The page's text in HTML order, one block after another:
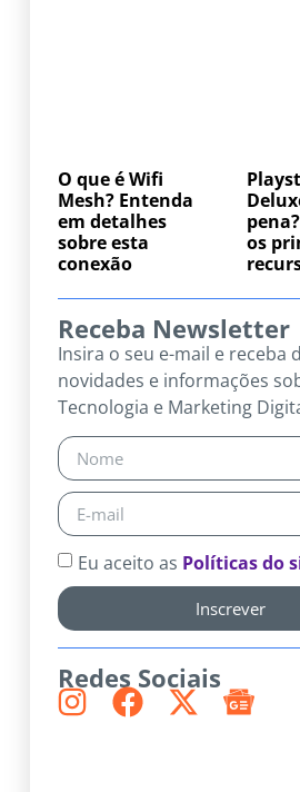
O que é Wifi
Mesh? Entenda
em detalhes
sobre esta
conexão
os
Receba Newsletter
Insira o seu e-mail e receba
novidades e informações
Tecnologia e Marketing
Eu aceito as Políticas do
Inscrever
Redes Sociais